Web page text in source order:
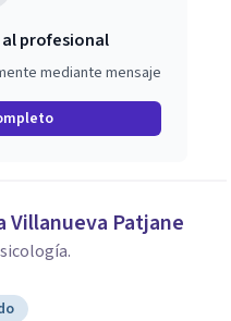
al profesional
mediante mensaje
Villanueva Patjane